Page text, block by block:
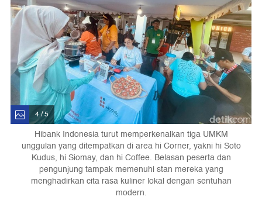
4 / 5
Hibank Indonesia turut memperkenalkan tiga UMKM
unggulan yang ditempatkan di area hi Corner, yakni hi Soto
Kudus, hi Siomay, dan hi Coffee. Belasan peserta dan
pengunjung tampak memenuhi stan mereka yang
menghadirkan cita rasa kuliner lokal dengan sentuhan
modern.